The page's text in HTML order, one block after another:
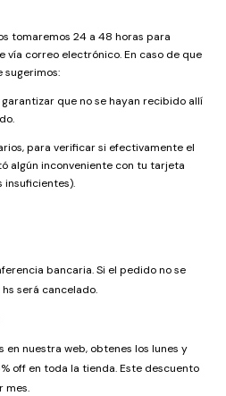
tomaremos 24 a 48 horas para
correo electrónico. En caso de que
sugerimos:
que no se hayan recibido allí
para verificar si efectivamente el
algún inconveniente con tu tarjeta
insuficientes).
bancaria. Si el pedido no se
será cancelado.
en nuestra web, obtenes los lunes y
off en toda la tienda. Este descuento
mes.